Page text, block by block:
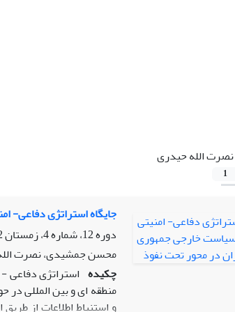
نصرت الله حیدری
1
جایگاه استراتژی دفاعی-
دوره 12، شماره 4، زمستان 1402، صفحه
محسن جمشیدی، نصرت
چکیده استراتژی دفاعی
منطقه ای و بین المللی
و استنباط اطلاعات از